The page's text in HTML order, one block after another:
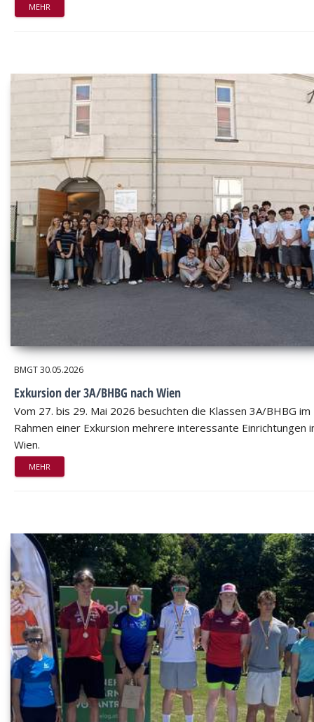
MEHR
BMGT30.05.2026
Exkursion der 3A/BHBG nach Wien
Vom 27. bis 29. Mai 2026 besuchten die Klassen 3A/BHBG im
Rahmen einer Exkursion mehrere interessante Einrichtungen
Wien.
MEHR